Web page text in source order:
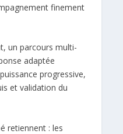
finement
un parcours multi-
adaptée
progressive,
et validation du
retiennent : les